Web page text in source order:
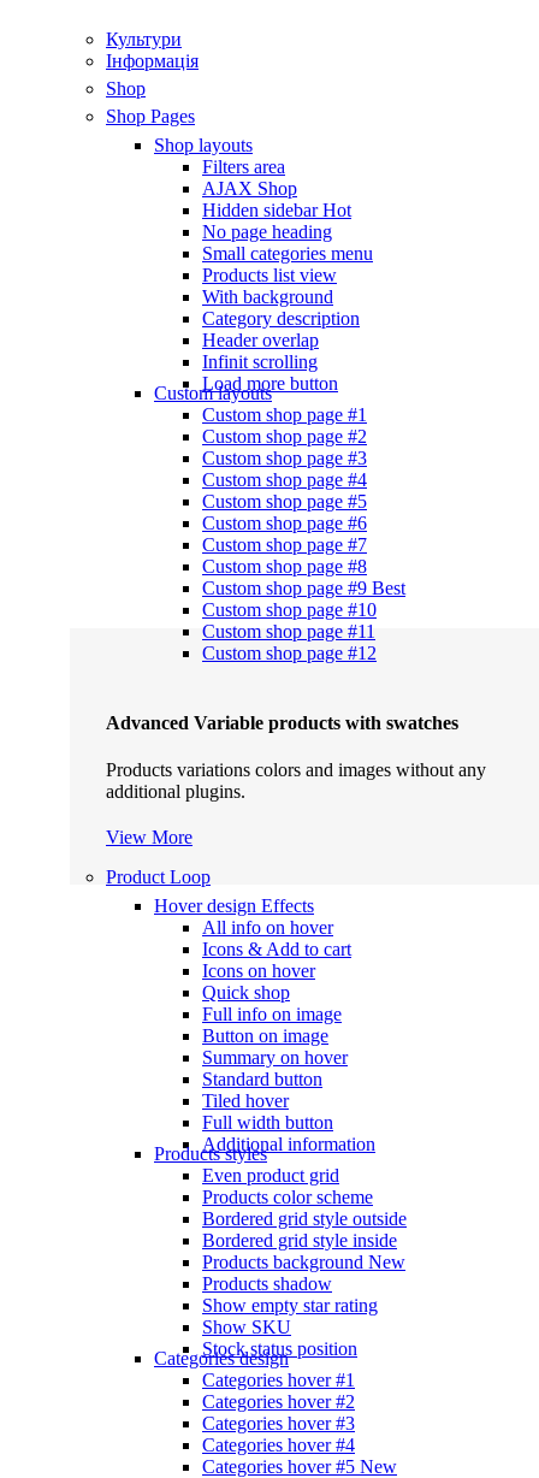
Культури
Інформація
Shop
Shop Pages
Shop layouts
Filters area
AJAX Shop
Hidden sidebarHot
No page heading
Small categories menu
Products list view
With background
Category description
Header overlap
Infinit scrolling
Load more button
Custom layouts
Custom shop page #1
Custom shop page #2
Custom shop page #3
Custom shop page #4
Custom shop page #5
Custom shop page #6
Custom shop page #7
Custom shop page #8
Custom shop page #9 Best
Custom shop page #10
Custom shop page #11
Custom shop page #12
Advanced Variable products with swatches
Products variations colors and images without any
additional plugins.
View More
Product Loop
Hover design Effects
All info on hover
Icons & Add to cart
Icons on hover
Quick shop
Full info on image
Button on image
Summary on hover
Standard button
Tiled hover
Full width button
Additional information
Products styles
Even product grid
Products color scheme
Bordered grid style outside
Bordered grid style inside
Products background New
Products shadow
Show empty star rating
Show SKU
Stock status position
Categories design
Categories hover #1
Categories hover #2
Categories hover #3
Categories hover #4
Categories hover #5 New